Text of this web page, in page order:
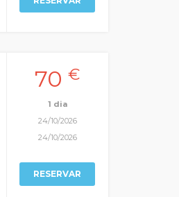
70€
1 dia
24/10/2026
24/10/2026
RESERVAR